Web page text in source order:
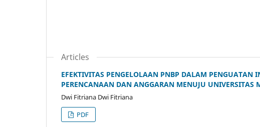
Articles
EFEKTIVITAS PENGELOLAAN PNBP DALAM
PERENCANAAN DAN ANGGARAN MENUJU UNIVERSITAS
Dwi Fitriana Dwi Fitriana
PDF